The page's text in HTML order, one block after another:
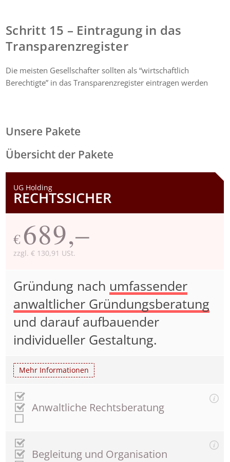
Schritt 15 – Eintragung in das
Transparenzregister
Die meisten Gesellschafter sollten als “wirtschaftlich
Berechtigte” in das Transparenzregister eintragen werden
Unsere Pakete
Übersicht der Pakete
UG Holding
RECHTSSICHER
€ 689,–
zzgl. € 130,91 USt.
Gründung nach umfassender
anwaltlicher Gründungsberatung
und darauf aufbauender
individueller Gestaltung.
Mehr Informationen
Anwaltliche Rechtsberatung
Begleitung und Organisation